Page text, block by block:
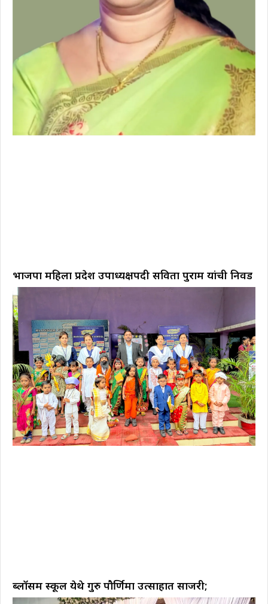
भाजपा महिला प्रदेश उपाध्यक्षपदी सविता पुराम यांची निवड
ब्लॉसम स्कूल येथे गुरु पौर्णिमा उत्साहात साजरी;